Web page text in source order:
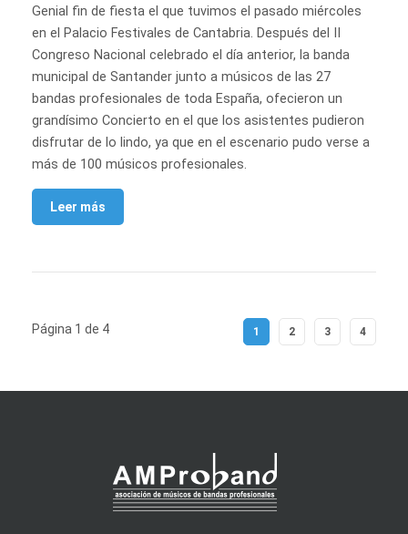
Genial fin de fiesta el que tuvimos el pasado miércoles
en el Palacio Festivales de Cantabria. Después del II
Congreso Nacional celebrado el día anterior, la banda
municipal de Santander junto a músicos de las 27
bandas profesionales de toda España, ofecieron un
grandísimo Concierto en el que los asistentes pudieron
disfrutar de lo lindo, ya que en el escenario pudo verse a
más de 100 músicos profesionales.
Leer más
1 2 3 4
Página 1 de 4